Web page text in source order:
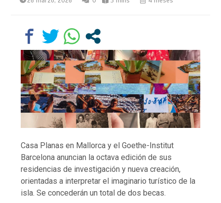
Casa Planas en Mallorca y el Goethe-Institut
Barcelona anuncian la octava edición de sus
residencias de investigación y nueva creación,
orientadas a interpretar el imaginario turístico de la
isla. Se concederán un total de dos becas.